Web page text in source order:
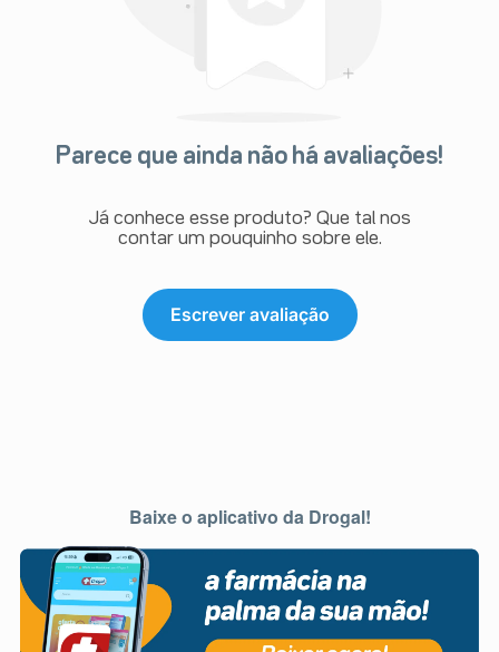
Parece que ainda não há avaliações!
Já conhece esse produto? Que tal nos
contar um pouquinho sobre ele.
Escrever avaliação
Baixe o aplicativo da Drogal!